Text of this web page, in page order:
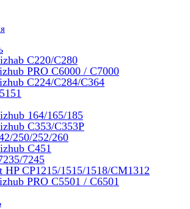
C220/C280
PRO C6000 / C7000
С224/С284/С364
164/165/185
C353/C353Р
250/252/260
C451
7245
HP CP1215/1515/1518/CM1312
PRO С5501 / С6501